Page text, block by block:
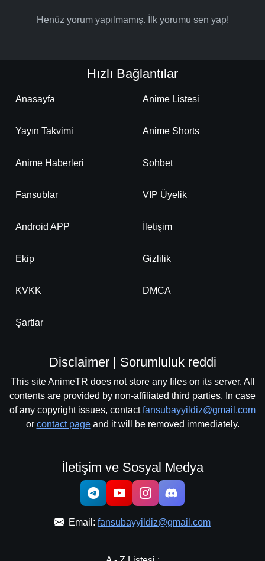
Henüz yorum yapılmamış. İlk yorumu sen yap!
Hızlı Bağlantılar
Anasayfa Anime Listesi
Yayın Takvimi Anime Shorts
Anime Haberleri Sohbet
Fansublar VIP Üyelik
Android APP İletişim
Ekip Gizlilik
KVKK DMCA
Şartlar
Disclaimer | Sorumluluk reddi
This site AnimeTR does not store any files on its server. All
contents are provided by non-affiliated third parties. In case
of any copyright issues, contactfansubayyildiz@gmail.com
or contact pageand it will be removed immediately.
İletişim ve Sosyal Medya
Email: fansubayyildiz@gmail.com